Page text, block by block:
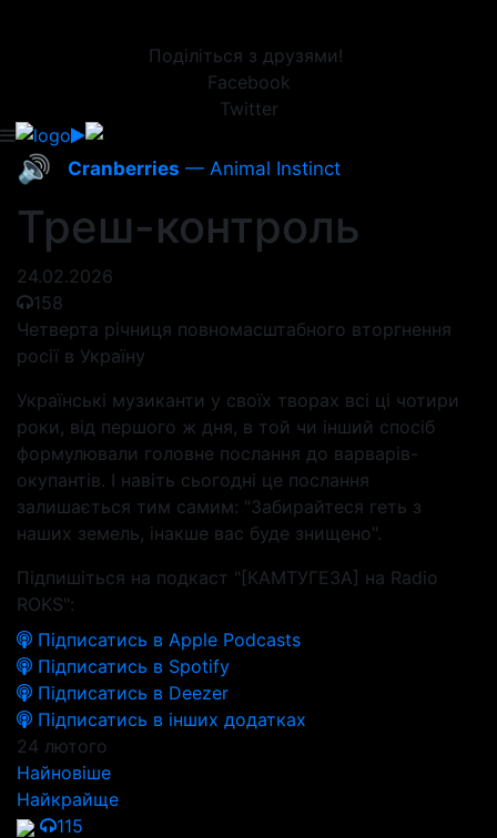
Поділіться з друзями!
Facebook
Twitter
🔊 Cranberries — Animal Instinct
Треш-контроль
24.02.2026
158
Четверта річниця повномасштабного вторгнення
росії в Україну
Українські музиканти у своїх творах всі ці чотири
роки, від першого ж дня, в той чи інший спосіб
формулювали головне послання до варварів-
окупантів. І навіть сьогодні це послання
залишається тим самим: "Забирайтеся геть з
наших земель, інакше вас буде знищено".
Підпишіться на подкаст "[КАМТУГЕЗА] на Radio
ROKS":
Підписатись в Apple Podcasts
Підписатись в Spotify
Підписатись в Deezer
Підписатись в інших додатках
24 лютого
Найновіше
Найкрайще
115